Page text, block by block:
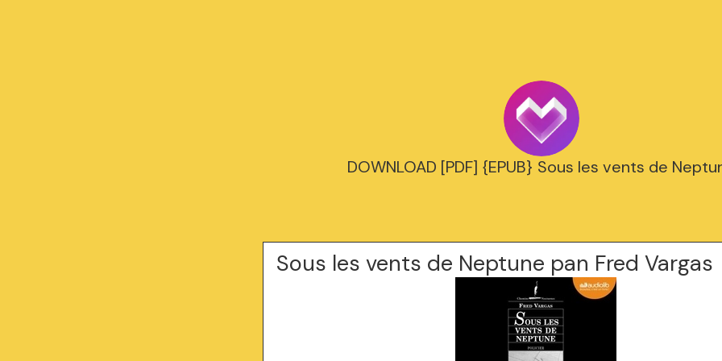
DOWNLOAD [PDF] {EPUB} Sous les vents de
Sous les vents de Neptune pan Fred Vargas